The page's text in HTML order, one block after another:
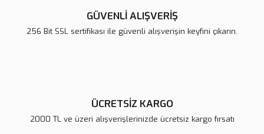
Ürün açıklamasında eksik bilgiler bulunuyor.
GÜVENLİ ALIŞVERİŞ
256 Bit SSL sertifikası ile güvenli alışverişin keyfini çıkarın.
ÜCRETSİZ KARGO
2000 TL ve üzeri alışverişlerinizde ücretsiz kargo fırsatı